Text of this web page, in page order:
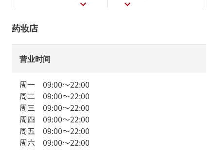
药妆店
营业时间
周一 09:00～22:00
周二 09:00～22:00
周三 09:00～22:00
周四 09:00～22:00
周五 09:00～22:00
周六 09:00～22:00